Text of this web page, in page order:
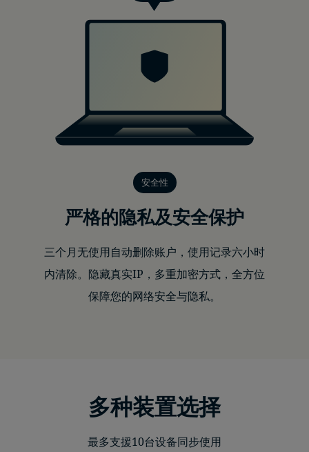
安全性
严格的隐私及安全保护
三个月无使用自动删除账户，使用记录六小时
内清除。隐藏真实IP，多重加密方式，全方位
保障您的网络安全与隐私。
多种装置选择
最多支援10台设备同步使用